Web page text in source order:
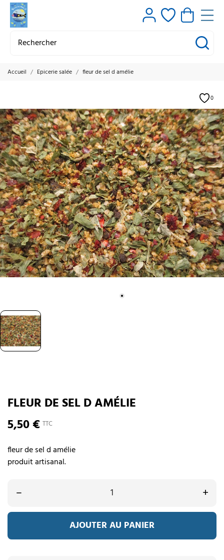
Accueil Epicerie salée fleur de sel d amélie
0
FLEUR DE SEL D AMÉLIE
5,50 € TTC
fleur de sel d amélie
produit artisanal.
– +
AJOUTER AU PANIER